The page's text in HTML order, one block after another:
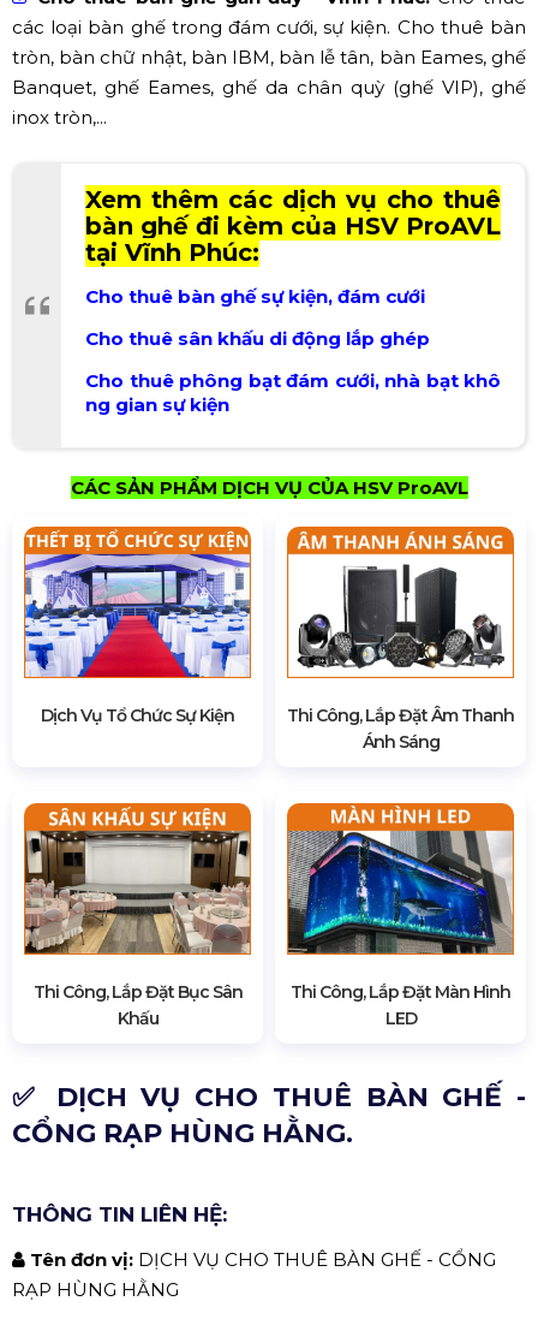
các loại bàn ghế trong đám cưới, sự kiện. Cho thuê bàn
tròn, bàn chữ nhật, bàn IBM, bàn lễ tân, bàn Eames, ghế
Banquet, ghế Eames, ghế da chân quỳ (ghế VIP), ghế
inox tròn,...
Xem thêm các dịch vụ cho thuê
bàn ghế đi kèm của HSV ProAVL
tại Vĩnh Phúc:
Cho thuê bàn ghế sự kiện, đám cưới
Cho thuê sân khấu di động lắp ghép
Cho thuê phông bạt đám cưới, nhà bạt khô
ng gian sự kiện
CÁC SẢN PHẨM DỊCH VỤ CỦA HSV ProAVL
Dịch Vụ Tổ Chức Sự Kiện
Thi Công, Lắp Đặt Âm Thanh
Ánh Sáng
Thi Công, Lắp Đặt Bục Sân
Khấu
Thi Công, Lắp Đặt Màn Hình
LED
✅ DỊCH VỤ CHO THUÊ BÀN GHẾ -
CỔNG RẠP HÙNG HẰNG.
THÔNG TIN LIÊN HỆ:
Tên đơn vị: DỊCH VỤ CHO THUÊ BÀN GHẾ - CỔNG
RẠP HÙNG HẰNG